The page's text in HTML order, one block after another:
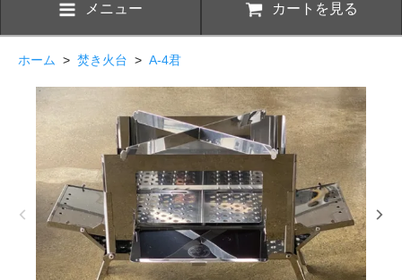
メニュー カートを見る
ホーム > 焚き火台 > A-4君